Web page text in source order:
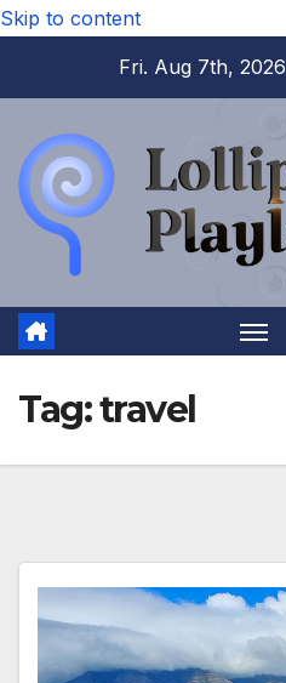
Skip to content
Fri. Aug 7th, 2026
Tag:travel